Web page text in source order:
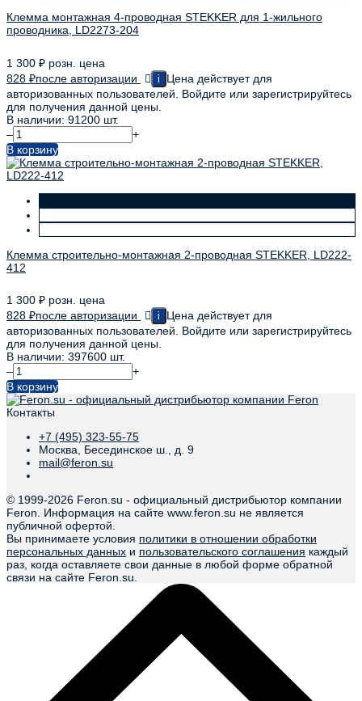
Клемма монтажная 4-проводная STEKKER для 1-жильного
проводника, LD2273-204
1 300 ₽ розн. цена
828 ₽после авторизации i
Цена действует для
авторизованных пользователей. Войдите или зарегистрируйтесь
для получения данной цены.
В наличии: 91200 шт.
–
+
В корзину
Клемма строительно-монтажная 2-проводная STEKKER, LD222-
412
1 300 ₽ розн. цена
828 ₽после авторизации i
Цена действует для
авторизованных пользователей. Войдите или зарегистрируйтесь
для получения данной цены.
В наличии: 397600 шт.
–
+
В корзину
Контакты
+7 (495) 323-55-75
Москва, Бесединское ш., д. 9
mail@feron.su
© 1999-2026 Feron.su - официальный дистрибьютор компании
Feron. Информация на сайте www.feron.su не является
публичной офертой.
Вы принимаете условия политики в отношении обработки
персональных данных и пользовательского соглашения каждый
раз, когда оставляете свои данные в любой форме обратной
связи на сайте Feron.su.